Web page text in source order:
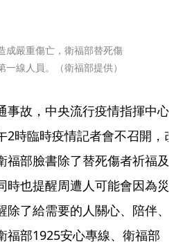
成嚴重傷亡，衛福部替死傷
一線人員。（衛福部提供）
事故，中央流行疫情指揮中心
2時臨時疫情記者會不召開，
福部臉書除了替死傷者祈福及
時也提醒周遭人可能會因為災
除了給需要的人關心、陪伴、
福部1925安心專線、衛福部